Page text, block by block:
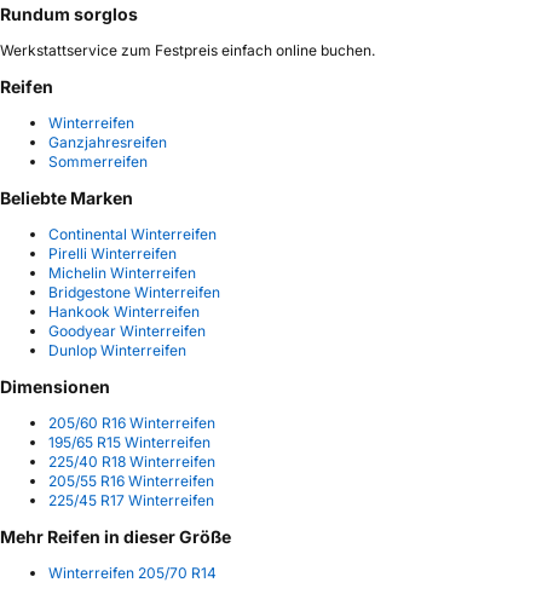
Rundum sorglos
Werkstattservice zum Festpreis einfach online buchen.
Reifen
Winterreifen
Ganzjahresreifen
Sommerreifen
Beliebte Marken
Continental Winterreifen
Pirelli Winterreifen
Michelin Winterreifen
Bridgestone Winterreifen
Hankook Winterreifen
Goodyear Winterreifen
Dunlop Winterreifen
Dimensionen
205/60 R16 Winterreifen
195/65 R15 Winterreifen
225/40 R18 Winterreifen
205/55 R16 Winterreifen
225/45 R17 Winterreifen
Mehr Reifen in dieser Größe
Winterreifen 205/70 R14